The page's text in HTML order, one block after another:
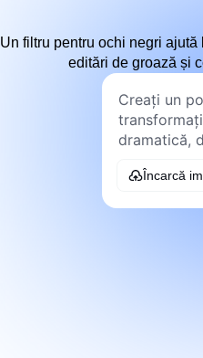
Un filtru pentru ochi negri
editări de groază și
Încarcă